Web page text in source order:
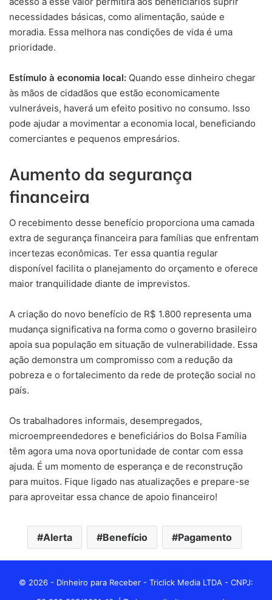
necessidades básicas, como alimentação, saúde e
moradia. Essa melhora nas condições de vida é uma
prioridade.
Estímulo à economia local: Quando esse dinheiro chegar
às mãos de cidadãos que estão economicamente
vulneráveis, haverá um efeito positivo no consumo. Isso
pode ajudar a movimentar a economia local, beneficiando
comerciantes e pequenos empresários.
Aumento da segurança
financeira
O recebimento desse benefício proporciona uma camada
extra de segurança financeira para famílias que enfrentam
incertezas econômicas. Ter essa quantia regular
disponível facilita o planejamento do orçamento e oferece
maior tranquilidade diante de imprevistos.
A criação do novo benefício de R$ 1.800 representa uma
mudança significativa na forma como o governo brasileiro
apoia sua população em situação de vulnerabilidade. Essa
ação demonstra um compromisso com a redução da
pobreza e o fortalecimento da rede de proteção social no
país.
Os trabalhadores informais, desempregados,
microempreendedores e beneficiários do Bolsa Família
têm agora uma nova oportunidade de contar com essa
ajuda. É um momento de esperança e de reconstrução
para muitos. Fique ligado nas atualizações e prepare-se
para aproveitar essa chance de apoio financeiro!
Alerta Benefício Pagamento
© 2026 - Dinheiro para Receber - Triclick Media LTDA - CNPJ: